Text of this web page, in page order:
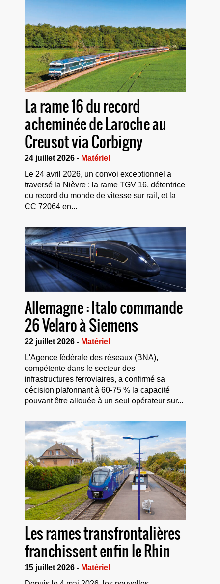
La rame 16 du record
acheminée de Laroche au
Creusot via Corbigny
24 juillet 2026 - Matériel
Le 24 avril 2026, un convoi exceptionnel a
traversé la Nièvre : la rame TGV 16, détentrice
du record du monde de vitesse sur rail, et la
CC 72064 en...
Allemagne : Italo commande
26 Velaro à Siemens
22 juillet 2026 - Matériel
L'Agence fédérale des réseaux (BNA),
compétente dans le secteur des
infrastructures ferroviaires, a confirmé sa
décision plafonnant à 60-75 % la capacité
pouvant être allouée à un seul opérateur sur...
Les rames transfrontalières
franchissent enfin le Rhin
15 juillet 2026 - Matériel